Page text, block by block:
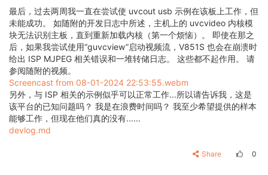
最后，过去两周我一直在尝试使 uvcout usb 示例在该板上工作，但
未能成功。 如随附的开发日志中所述，主机上的 uvcvideo 内核模
块无法识别主板，直到重新加载内核（第一个烦恼）。 即使在那之
后，如果我尝试使用“guvcview”启动视频流，V851S 也会在崩溃时
给出 ISP MJPEG 相关错误和一堆转储日志。 这些都不起作用。 请
参阅随附的视频。
Screencast from 08-01-2024 22:53:55.webm
另外，与 ISP 相关的示例似乎可以正常工作...所以请告诉我，这是
该平台的已知问题吗？ 我是在浪费时间吗？ 我至少希望提供的样本
能够工作，但现在他们真的没有......
devlog.md
Share 0